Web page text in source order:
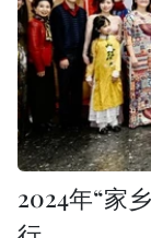
2024年“家